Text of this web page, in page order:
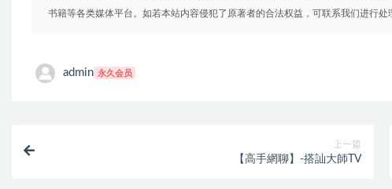
书籍等各类媒体平台。如若本站内容侵犯了原著者的合法权益，可联系我们进行处
admin 永久会员
上一篇
【高手網聊】-搭訕大師TV